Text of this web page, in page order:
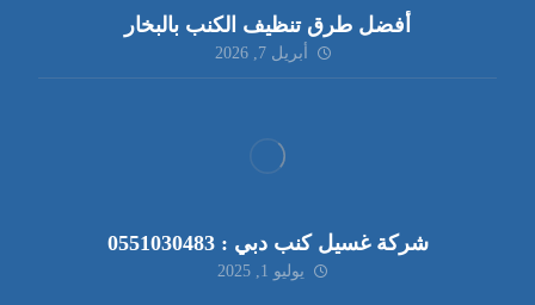
أفضل طرق تنظيف الكنب بالبخار
أبريل 7, 2026
شركة غسيل كنب دبي : 0551030483
يوليو 1, 2025